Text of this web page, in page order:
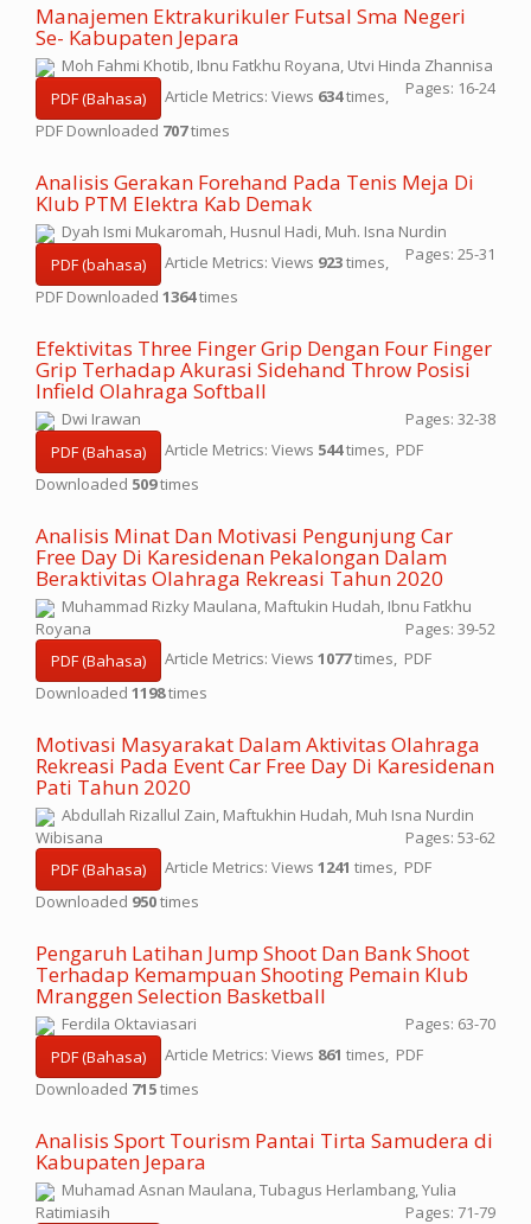
Manajemen Ektrakurikuler Futsal Sma Negeri
Se- Kabupaten Jepara
Moh Fahmi Khotib, Ibnu Fatkhu Royana, Utvi Hinda Zhannisa
Pages: 16-24
PDF (Bahasa) Article Metrics: Views 634times,
PDF Downloaded 707times
Analisis Gerakan Forehand Pada Tenis Meja Di
Klub PTM Elektra Kab Demak
Dyah Ismi Mukaromah, Husnul Hadi, Muh. Isna Nurdin
Pages: 25-31
PDF (bahasa) Article Metrics: Views 923times,
PDF Downloaded 1364times
Efektivitas Three Finger Grip Dengan Four Finger
Grip Terhadap Akurasi Sidehand Throw Posisi
Infield Olahraga Softball
Dwi Irawan
Pages: 32-38
PDF (Bahasa)
Article Metrics: Views 544times, PDF
Downloaded 509times
Analisis Minat Dan Motivasi Pengunjung Car
Free Day Di Karesidenan Pekalongan Dalam
Beraktivitas Olahraga Rekreasi Tahun 2020
Muhammad Rizky Maulana, Maftukin Hudah, Ibnu Fatkhu
Royana
Pages: 39-52
PDF (Bahasa)
Article Metrics: Views 1077times, PDF
Downloaded 1198times
Motivasi Masyarakat Dalam Aktivitas Olahraga
Rekreasi Pada Event Car Free Day Di Karesidenan
Pati Tahun 2020
Abdullah Rizallul Zain, Maftukhin Hudah, Muh Isna Nurdin
Wibisana
Pages: 53-62
PDF (Bahasa)
Article Metrics: Views 1241 times, PDF
Downloaded 950times
Pengaruh Latihan Jump Shoot Dan Bank Shoot
Terhadap Kemampuan Shooting Pemain Klub
Mranggen Selection Basketball
Ferdila Oktaviasari
Pages: 63-70
PDF (Bahasa)
Article Metrics: Views 861 times, PDF
Downloaded 715times
Analisis Sport Tourism Pantai Tirta Samudera di
Kabupaten Jepara
Muhamad Asnan Maulana, Tubagus Herlambang, Yulia
Ratimiasih
Pages: 71-79